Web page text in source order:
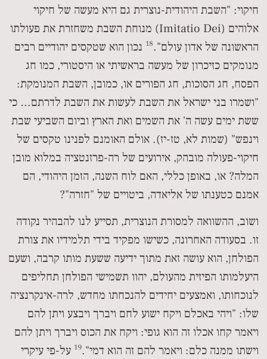
חיקוי: "השבת היהודית-נוצרית גם היא מעשה של חיקוי
אלוהים (Imitatio Dei) מנוחת השבת משחזרת את פעולתו
הראשונה של אדון עולם".18 נכון הוא שטקסים יהודיים רבים
מנומקים כזיכרון של מעשה בראשיתי או היסטורי, כמו חג
הפסח, חג הסוכות, חג הפורים או, כמובן, השבת המנומקת:
"ושמרו בני ישראל את השבת לעשות את השבת לדרתם… כי
ששת ימים עשה ה' את השמים ואת הארץ וביום השביעי שבת
וינפש" (שמות לא, טז-יז). אולם האומנם לפנינו טקסים של
חיקוי-פעולה מובהק, אירועים של רה-פרזנטציה במלוא מובן
המלה? או, באופן כללי, האם לוח השנה, הזמן היהודי, הם
אמנם כטענתו של אליאדה, ביטויים של "חזרה"?
ושוב, ההשוואה למסורת הנוצרית, תסייע לנו להבהיר נקודה
זו. בסעודה האחרונה, כשישו מפקיד בידי תלמידיו את צורת
הפולחן, הוא עושה זאת מתוך ידיעה ששעת מותו קרבה, ושעם
היעלמותו הפיזית מהעולם, יהוו תשמישי הפולחן תחליפים
לנוכחותו, ואמצעים יחידים להנכחתו מחדש, לרה-אינקרנציה
שלו: "ויהי באכלם ויקח ישוע לחם ויברך ויבצע ויתן להם
ויאמר קחו אכלו זה הוא גופי: ויקח את הכוס ויברך ויתן להם
וישתו ממנה כלם: ויאמר להם זה הוא דמי".19 על-פי עיקרי